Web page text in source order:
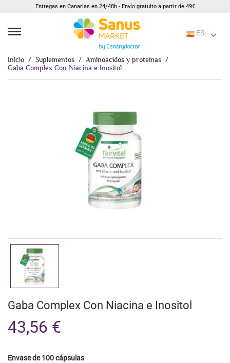
Entregas en Canarias en 24/48h - Envío gratuito a partir de 49€
ES
Inicio Suplementos
Aminoácidos y proteínas
Gaba Complex Con Niacina e Inositol
Gaba Complex Con Niacina e Inositol
43,56 €
Envase de 100 cápsulas